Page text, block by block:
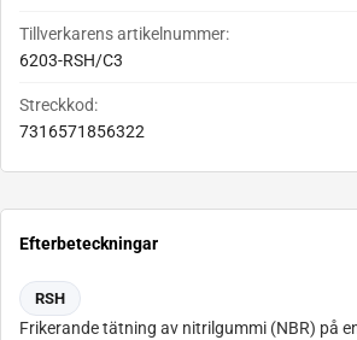
Tillverkarens artikelnummer:
6203-RSH/C3
Streckkod:
7316571856322
Efterbeteckningar
RSH
Frikerande tätning av nitrilgummi (NBR) på